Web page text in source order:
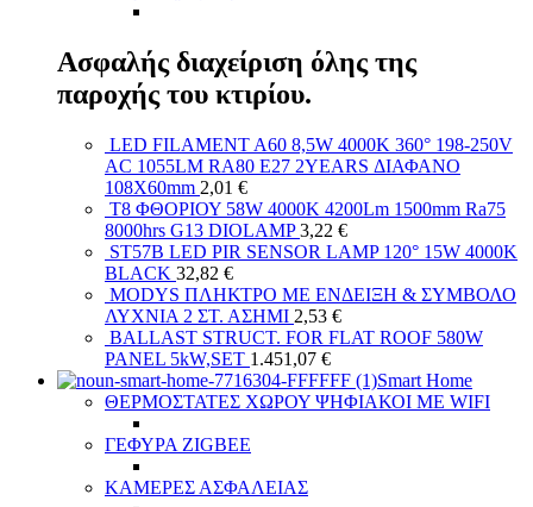
Ασφαλής διαχείριση όλης της
παροχής του κτιρίου.
LED FILAMENT A60 8,5W 4000K 360° 198-250V
AC 1055LM RA80 E27 2YEARS ΔΙΑΦΑΝΟ
108X60mm 2,01 €
T8 ΦΘΟΡΙΟΥ 58W 4000K 4200Lm 1500mm Ra75
8000hrs G13 DIOLAMP3,22 €
ST57B LED PIR SENSOR LAMP 120° 15W 4000K
BLACK 32,82 €
MODYS ΠΛΗΚΤΡΟ ΜΕ ΕΝΔΕΙΞΗ & ΣΥΜΒΟΛΟ
ΛΥΧΝΙΑ 2 ΣΤ. ΑΣΗΜΙ 2,53 €
BALLAST STRUCT. FOR FLAT ROOF 580W
PANEL 5kW,SET 1.451,07 €
Smart Home
ΘΕΡΜΟΣΤΑΤΕΣ ΧΩΡΟΥ ΨΗΦΙΑΚΟΙ ΜΕ WIFI
ΓΕΦΥΡΑ ZIGBEE
ΚΑΜΕΡΕΣ ΑΣΦΑΛΕΙΑΣ